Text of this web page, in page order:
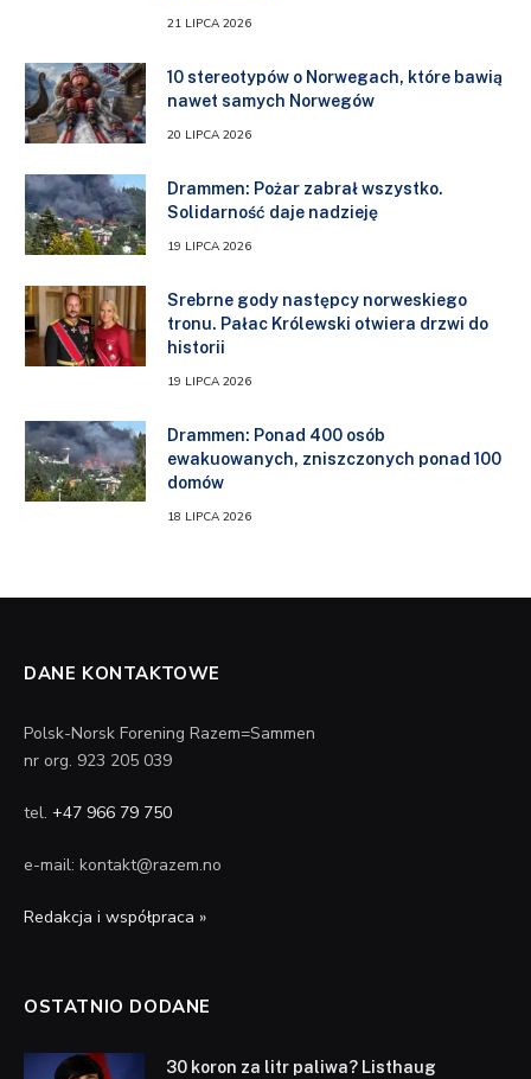
21 LIPCA 2026
10 stereotypów o Norwegach, które bawią
nawet samych Norwegów
20 LIPCA 2026
Drammen: Pożar zabrał wszystko.
Solidarność daje nadzieję
19 LIPCA 2026
Srebrne gody następcy norweskiego
tronu. Pałac Królewski otwiera drzwi do
historii
19 LIPCA 2026
Drammen: Ponad 400 osób
ewakuowanych, zniszczonych ponad 100
domów
18 LIPCA 2026
DANE KONTAKTOWE
Polsk-Norsk Forening Razem=Sammen
nr org. 923 205 039
tel. +47 966 79 750
e-mail: kontakt@razem.no
Redakcja i współpraca »
OSTATNIO DODANE
30 koron za litr paliwa? Listhaug